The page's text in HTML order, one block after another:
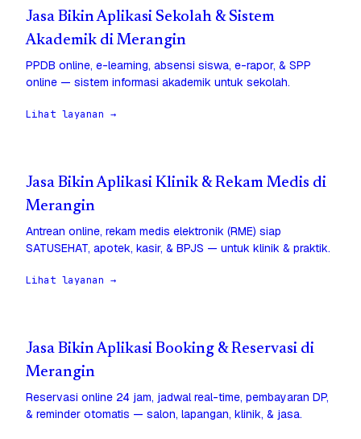
Jasa Bikin Aplikasi Sekolah & Sistem
Akademik di Merangin
PPDB online, e-learning, absensi siswa, e-rapor, & SPP
online — sistem informasi akademik untuk sekolah.
Lihat layanan →
Jasa Bikin Aplikasi Klinik & Rekam Medis di
Merangin
Antrean online, rekam medis elektronik (RME) siap
SATUSEHAT, apotek, kasir, & BPJS — untuk klinik & praktik.
Lihat layanan →
Jasa Bikin Aplikasi Booking & Reservasi di
Merangin
Reservasi online 24 jam, jadwal real-time, pembayaran DP,
& reminder otomatis — salon, lapangan, klinik, & jasa.